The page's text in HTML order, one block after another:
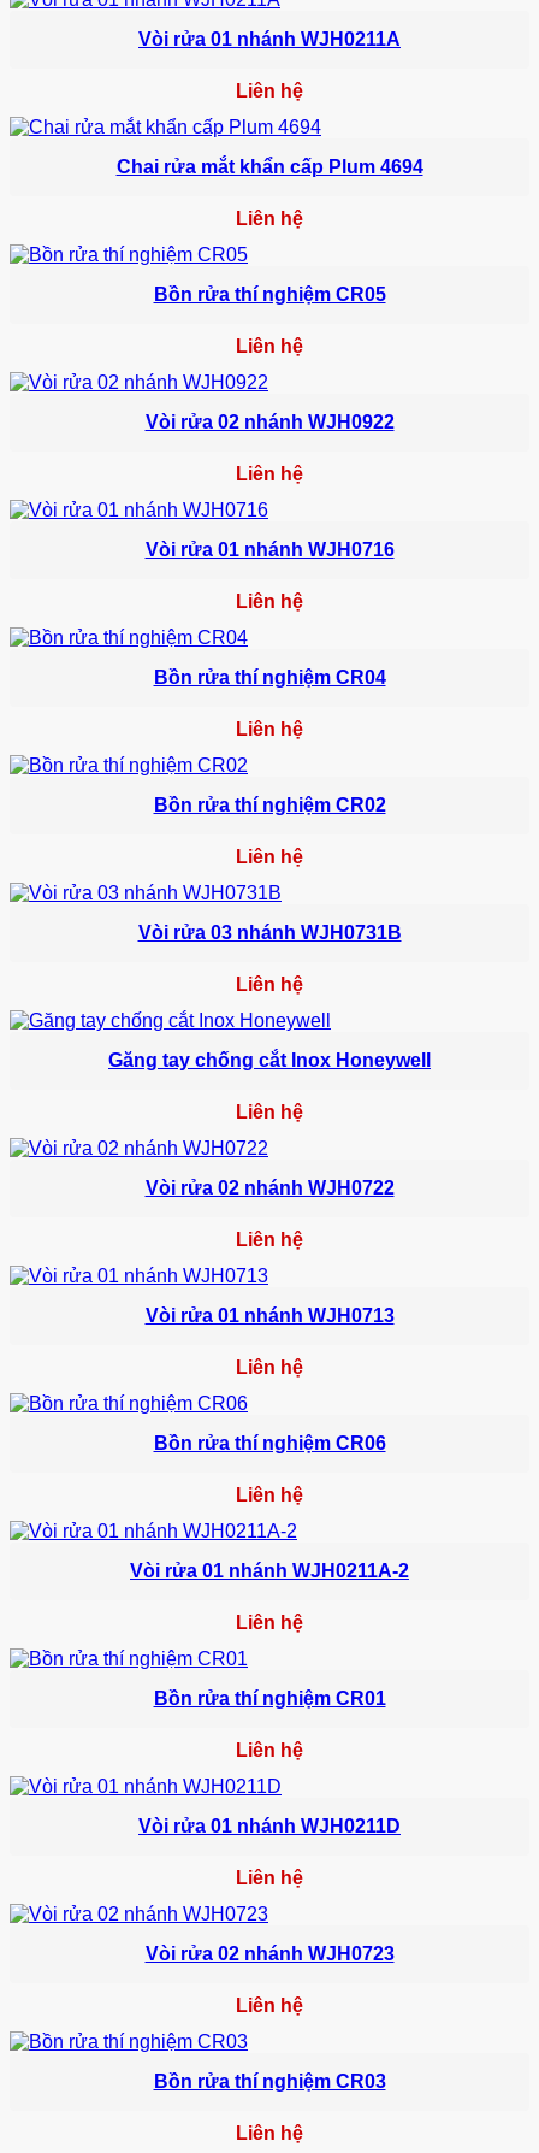
Vòi rửa 01 nhánh WJH0211A
Liên hệ
Chai rửa mắt khẩn cấp Plum 4694
Liên hệ
Bồn rửa thí nghiệm CR05
Liên hệ
Vòi rửa 02 nhánh WJH0922
Liên hệ
Vòi rửa 01 nhánh WJH0716
Liên hệ
Bồn rửa thí nghiệm CR04
Liên hệ
Bồn rửa thí nghiệm CR02
Liên hệ
Vòi rửa 03 nhánh WJH0731B
Liên hệ
Găng tay chống cắt Inox Honeywell
Liên hệ
Vòi rửa 02 nhánh WJH0722
Liên hệ
Vòi rửa 01 nhánh WJH0713
Liên hệ
Bồn rửa thí nghiệm CR06
Liên hệ
Vòi rửa 01 nhánh WJH0211A-2
Liên hệ
Bồn rửa thí nghiệm CR01
Liên hệ
Vòi rửa 01 nhánh WJH0211D
Liên hệ
Vòi rửa 02 nhánh WJH0723
Liên hệ
Bồn rửa thí nghiệm CR03
Liên hệ